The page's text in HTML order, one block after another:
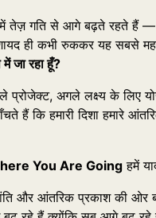
तेज़ गति से आगे बढ़ते रहते हैं —
ही कभी रुककर यह सबसे
जा रहा हूँ?
प्रोजेक्ट, अगले लक्ष्य के लिए
हैं कि हमारी दिशा हमारे
You Are Going हमें
और आंतरिक प्रकाश की